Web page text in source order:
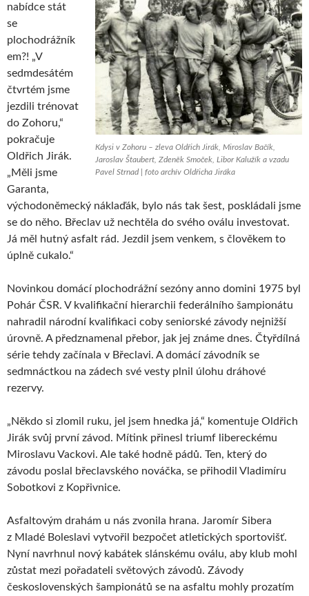
Kdysi v Zohoru – zleva Oldřich Jirák, Miroslav Bačík,
Jaroslav Štaubert, Zdeněk Smoček, Libor Kalužík a vzadu
Pavel Strnad | foto archív Oldřicha Jiráka
nabídce stát
se
plochodrážník
em?! „V
sedmdesátém
čtvrtém jsme
jezdili trénovat
do Zohoru,“
pokračuje
Oldřich Jirák.
„Měli jsme
Garanta,
východoněmecký náklaďák, bylo nás tak šest, poskládali jsme
se do něho. Břeclav už nechtěla do svého oválu investovat.
Já měl hutný asfalt rád. Jezdil jsem venkem, s člověkem to
úplně cukalo.“
Novinkou domácí plochodrážní sezóny anno domini 1975 byl
Pohár ČSR. V kvalifikační hierarchii federálního šampionátu
nahradil národní kvalifikaci coby seniorské závody nejnižší
úrovně. A předznamenal přebor, jak jej známe dnes. Čtyřdílná
série tehdy začínala v Břeclavi. A domácí závodník se
sedmnáctkou na zádech své vesty plnil úlohu dráhové
rezervy.
„Někdo si zlomil ruku, jel jsem hnedka já,“ komentuje Oldřich
Jirák svůj první závod. Mítink přinesl triumf libereckému
Miroslavu Vackovi. Ale také hodně pádů. Ten, který do
závodu poslal břeclavského nováčka, se přihodil Vladimíru
Sobotkovi z Kopřivnice.
Asfaltovým drahám u nás zvonila hrana. Jaromír Sibera
z Mladé Boleslavi vytvořil bezpočet atletických sportovišť.
Nyní navrhnul nový kabátek slánskému oválu, aby klub mohl
zůstat mezi pořadateli světových závodů. Závody
československých šampionátů se na asfaltu mohly prozatím